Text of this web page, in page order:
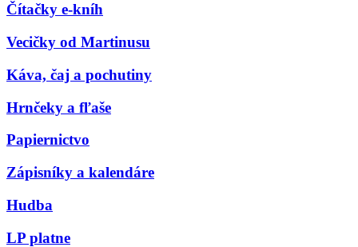
Čítačky e-kníh
Vecičky od Martinusu
Káva, čaj a pochutiny
Hrnčeky a fľaše
Papiernictvo
Zápisníky a kalendáre
Hudba
LP platne